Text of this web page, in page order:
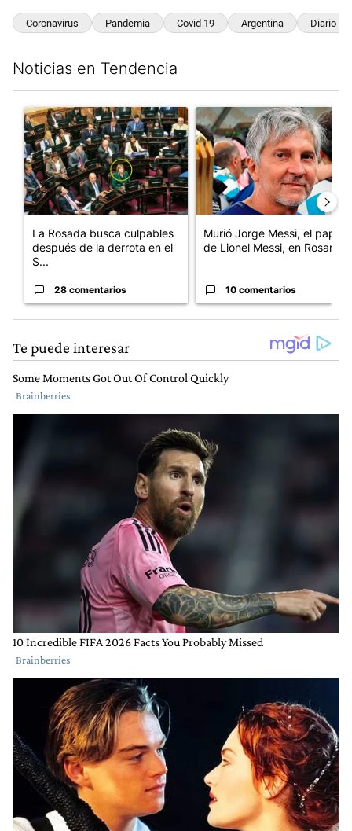
Coronavirus Pandemia Covid 19 Argentina Diario
Noticias en Tendencia
Un artículo de tendencia con el título "La Rosada busca
La Rosada busca culpables
después de la derrota en el
S...
28 comentarios
Un artículo de tendencia con
Murió Jorge Messi, el papá
de Lionel Messi, en Rosario
10 comentarios